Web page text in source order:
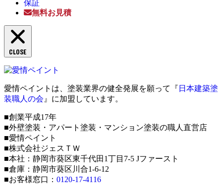
保証
無料お見積
CLOSE
愛情ペイントは、塗装業界の健全発展を願って『 日本建築塗
装職人の会 』に加盟しています。
■創業平成17年
■外壁塗装・アパート塗装・マンション塗装の職人直営店
■愛情ペイント
■株式会社ジェスＴＷ
■本社：静岡市葵区東千代田1丁目7-5 Jファースト
■倉庫：静岡市葵区川合1-6-12
■お客様窓口： 0120-17-4116